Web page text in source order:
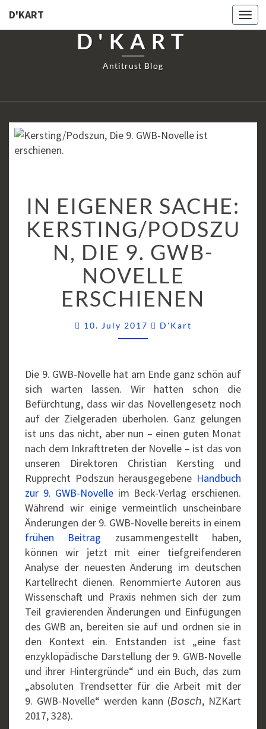
D'KART
D'KART
Antitrust Blog
EIGENER
SACHE:
KERSTING/PODSZUN,
DIE
9.
GWB-
NOVELLE
ERSCHIENEN
IN EIGENER SACHE:
KERSTING/PODSZU
N, DIE 9. GWB-
NOVELLE
ERSCHIENEN
10. July 2017 D'Kart
Die 9. GWB-Novelle hat am Ende ganz schön auf
sich warten lassen. Wir hatten schon die
Befürchtung, dass wir das Novellengesetz noch
auf der Zielgeraden überholen. Ganz gelungen
ist uns das nicht, aber nun – einen guten Monat
nach dem Inkrafttreten der Novelle – ist das von
unseren Direktoren Christian Kersting und
Rupprecht Podszun herausgegebene Handbuch
zur 9. GWB-Novelle im Beck-Verlag erschienen.
Während wir einige vermeintlich unscheinbare
Änderungen der 9. GWB-Novelle bereits in einem
frühen Beitrag zusammengestellt haben,
können wir jetzt mit einer tiefgreifenderen
Analyse der neuesten Änderung im deutschen
Kartellrecht dienen. Renommierte Autoren aus
Wissenschaft und Praxis nehmen sich der zum
Teil gravierenden Änderungen und Einfügungen
des GWB an, bereiten sie auf und ordnen sie in
den Kontext ein. Entstanden ist „eine fast
enzyklopädische Darstellung der 9. GWB-Novelle
und ihrer Hintergründe“ und ein Buch, das zum
„absoluten Trendsetter für die Arbeit mit der
9. GWB-Novelle“ werden kann (Bosch, NZKart
2017, 328).